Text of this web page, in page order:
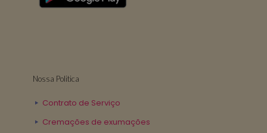
Nossa Politica
Contrato de Serviço
Cremações de exumações